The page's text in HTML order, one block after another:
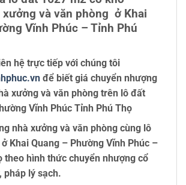
và văn phòng ở Khai
Vĩnh Phúc – Tỉnh Phú
hệ trực tiếp với chúng tôi
để biết giá chuyển nhượng
xưởng và văn phòng trên lô đất
Vĩnh Phúc Tỉnh Phú Thọ
nhà xưởng và văn phòng cùng lô
Khai Quang – Phường Vĩnh Phúc –
theo hình thức chuyển nhượng cổ
pháp lý sạch.